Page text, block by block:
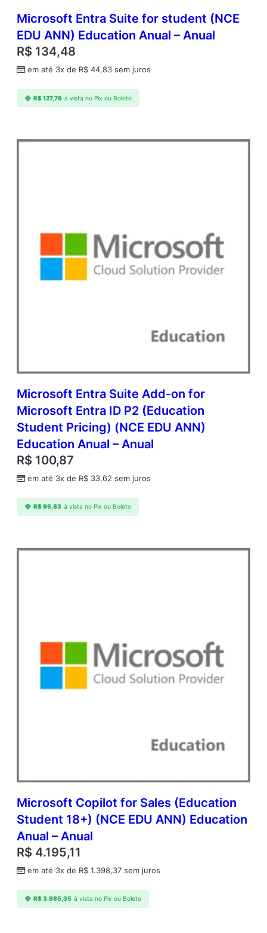
Microsoft Entra Suite for student (NCE
EDU ANN) Education Anual – Anual
R$ 134,48
em até 3x de R$ 44,83 sem juros
R$127,76 à vista no Pix ou Boleto
Microsoft Entra Suite Add-on for
Microsoft Entra ID P2 (Education
Student Pricing) (NCE EDU ANN)
Education Anual – Anual
R$ 100,87
em até 3x de R$ 33,62 sem juros
R$95,83 à vista no Pix ou Boleto
Microsoft Copilot for Sales (Education
Student 18+) (NCE EDU ANN) Education
Anual – Anual
R$ 4.195,11
em até 3x de R$ 1.398,37 sem juros
R$3.985,35 à vista no Pix ou Boleto